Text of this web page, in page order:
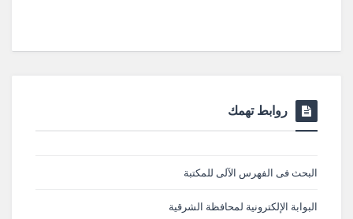
روابط تهمك
البحث فى الفهرس الآلى للمكتبة
البوابة الإلكترونية لمحافظة الشرقية